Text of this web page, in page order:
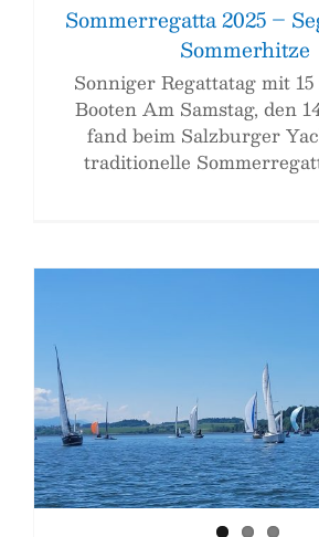
Sommerregatta 2025 –
Sommerhitze
Sonniger Regattatag mit
Booten Am Samstag, den
fand beim Salzburger
traditionelle